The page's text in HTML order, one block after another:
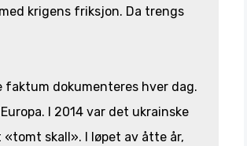
krigens friksjon. Da trengs
faktum dokumenteres hver dag.
I 2014 var det ukrainske
skall». I løpet av åtte år,